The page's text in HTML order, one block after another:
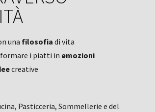
una filosofia di vita
i piatti in emozioni
creative
Pasticceria, Sommellerie e del